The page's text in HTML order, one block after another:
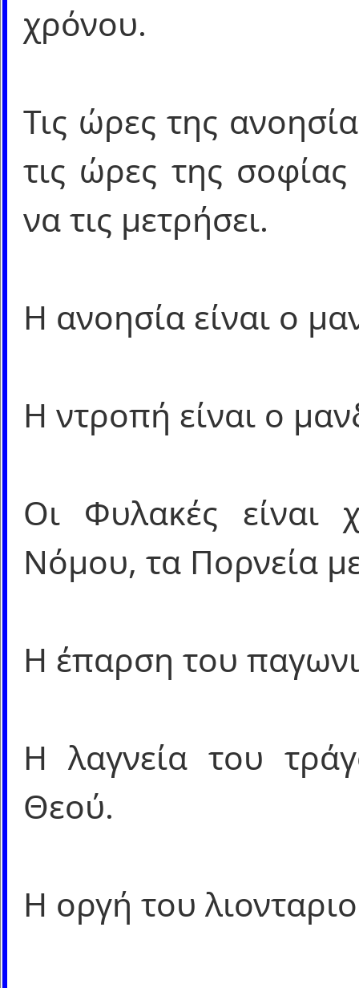
χρόνου.
Τις ώρες της
τις ώρες της
να τις μετρήσει.
Η ανοησία είναι ο
Η ντροπή είναι ο
Οι Φυλακές είναι
Νόμου, τα Πορνεία
Η έπαρση του
Η λαγνεία του
Θεού.
Η οργή του